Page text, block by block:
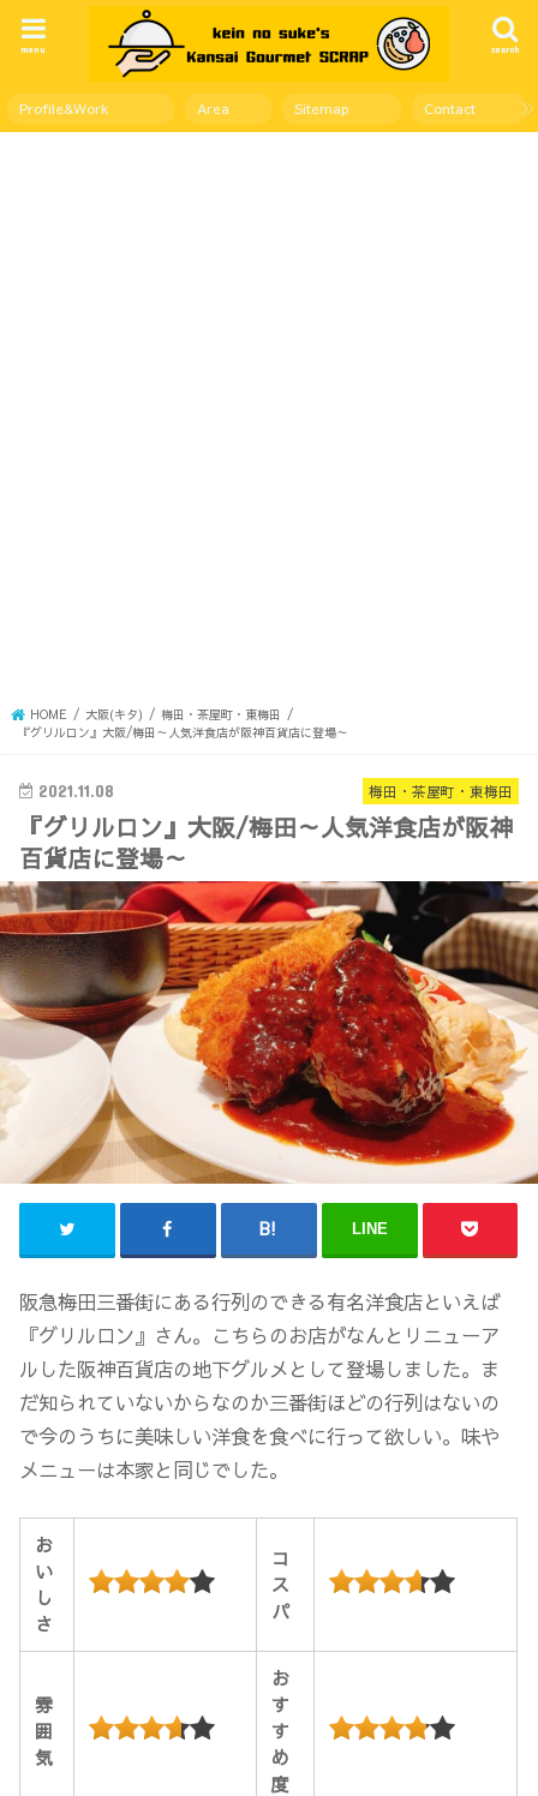
search
menu
Profile&Work Area Sitemap Contact
HOME 大阪(キタ)
梅田・茶屋町・東梅田
『グリルロン』大阪/梅田～人気洋食店が阪神百貨店に登場～
梅田・茶屋町・東梅田
2021.11.08
『グリルロン』大阪/梅田～人気洋食店が阪神
百貨店に登場～
LINE
阪急梅田三番街にある行列のできる有名洋食店といえば
『グリルロン』さん。こちらのお店がなんとリニューア
ルした阪神百貨店の地下グルメとして登場しました。ま
だ知られていないからなのか三番街ほどの行列はないの
で今のうちに美味しい洋食を食べに行って欲しい。味や
メニューは本家と同じでした。
お
い
し
さ
コ
ス
パ
雰
囲
気
お
す
す
め
度